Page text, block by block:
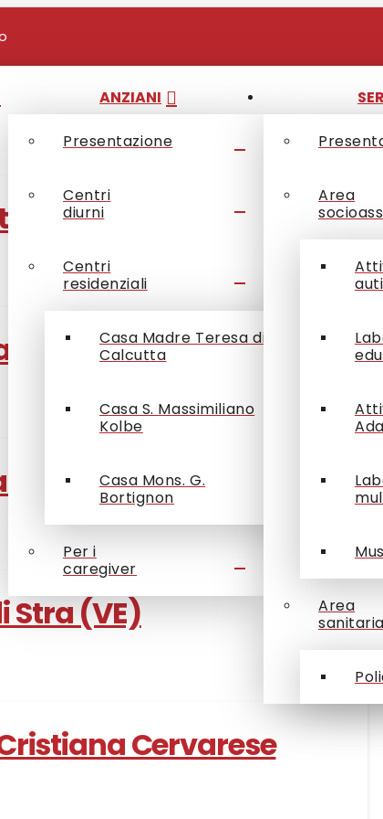
ANZIANI
Presentazione
Centri
diurni
Centri
residenziali
Casa Madre Teresa di
Calcutta
Casa S. Massimiliano
Kolbe
Casa Mons. G.
Bortignon
Per i
caregiver
Area
Area
sanitaria
di Trambacche
di Selvazzano
Stra (VE)
Cervarese